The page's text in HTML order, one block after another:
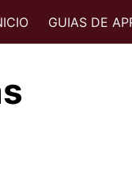
GUIAS DE